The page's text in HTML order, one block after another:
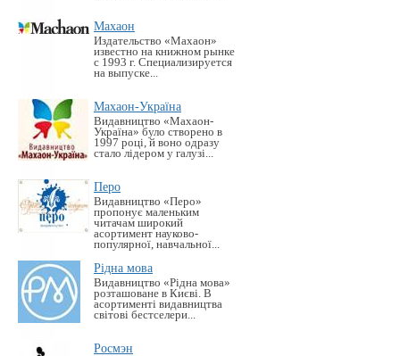
Махаон
Издательство «Махаон»
известно на книжном рынке
с 1993 г. Специализируется
на выпуске...
Махаон-Україна
Видавництво «Махаон-
Україна» було створено в
1997 році, й воно одразу
стало лідером у галузі...
Перо
Видавництво «Перо»
пропонує маленьким
читачам широкий
асортимент науково-
популярної, навчальної...
Рідна мова
Видавництво «Рідна мова»
розташоване в Києві. В
асортименті видавництва
світові бестселери...
Росмэн